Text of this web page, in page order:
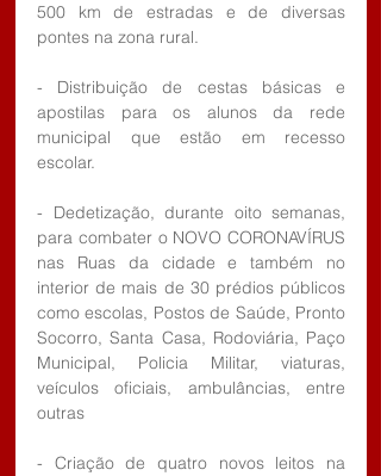
500 km de estradas e de diversas
pontes na zona rural.
- Distribuição de cestas básicas e
apostilas para os alunos da rede
municipal que estão em recesso
escolar.
- Dedetização, durante oito semanas,
para combater o NOVO CORONAVÍRUS
nas Ruas da cidade e também no
interior de mais de 30 prédios públicos
como escolas, Postos de Saúde, Pronto
Socorro, Santa Casa, Rodoviária, Paço
Municipal, Policia Militar, viaturas,
veículos oficiais, ambulâncias, entre
outras
- Criação de quatro novos leitos na